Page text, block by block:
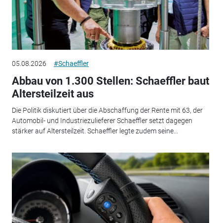
05.08.2026 #Schaeffler
Abbau von 1.300 Stellen: Schaeffler baut
Altersteilzeit aus
Die Politik diskutiert über die Abschaffung der Rente mit 63, der
Automobil- und Industriezulieferer Schaeffler setzt dagegen
stärker auf Altersteilzeit. Schaeffler legte zudem seine...